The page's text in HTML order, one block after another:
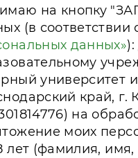
на кнопку
(в соответствии
данных»
университет
край, г.
на
моих
лет (фамилия,